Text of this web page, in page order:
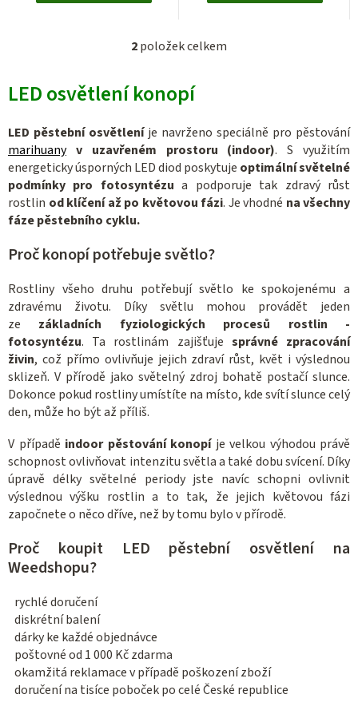
O
l
á
d
a
c
í
p
v
k
y
v
ý
p
i
s
u
2položek celkem
LED osvětlení konopí
LED pěstební osvětleníje navrženo speciálně pro pěstování
marihuany v uzavřeném prostoru (indoor). S využitím
energeticky úsporných LED diod poskytuje optimální světelné
podmínky pro fotosyntézu a podporuje tak zdravý růst
rostlin od klíčení až po květovou fázi. Je vhodné na všechny
fáze pěstebního cyklu.
Proč konopí potřebuje světlo?
Rostliny všeho druhu potřebují světlo ke spokojenému a
zdravému životu. Díky světlu mohou provádět jeden
ze
základních fyziologických procesů rostlin -
fotosyntézu. Ta rostlinám zajišťuje správné zpracování
živin, což přímo ovlivňuje jejich zdraví růst, květ i výslednou
sklizeň. V přírodě jako světelný zdroj bohatě postačí slunce.
Dokonce pokud rostliny umístíte na místo, kde svítí slunce celý
den, může ho být až příliš.
V případě indoor pěstování konopí je velkou výhodou právě
schopnost ovlivňovat intenzitu světla a také dobu svícení. Díky
úpravě délky světelné periody jste navíc schopni ovlivnit
výslednou výšku rostlin a to tak, že jejich květovou fázi
započnete o něco dříve, než by tomu bylo v přírodě.
Proč koupit LED pěstební osvětlení na
Weedshopu?
rychlé doručení
diskrétní balení
dárky ke každé objednávce
poštovné od 1 000 Kč zdarma
okamžitá reklamace v případě poškození zboží
doručení na tisíce poboček po celé České republice